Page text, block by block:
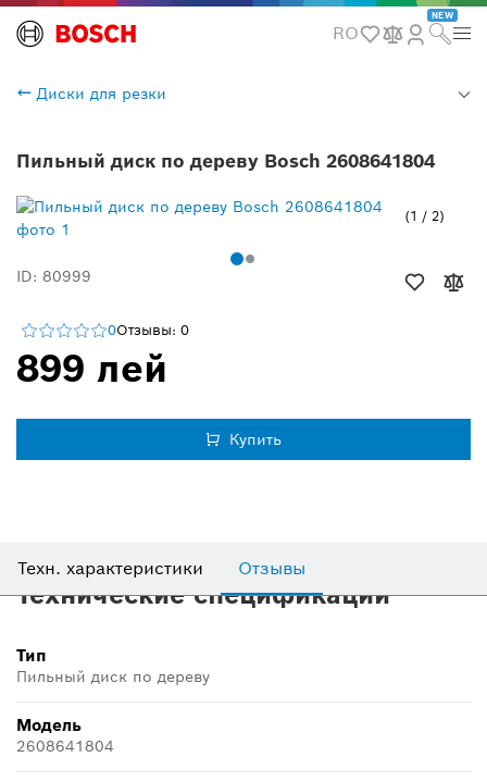
RO
NEW
Диски для резки
Пильный диск по дереву Bosch 2608641804
1 / 2
ID: 80999
0Отзывы: 0
899 лей
Купить
Техн. характеристики Отзывы
Технические спецификации
Тип
Пильный диск по дереву
Модель
2608641804